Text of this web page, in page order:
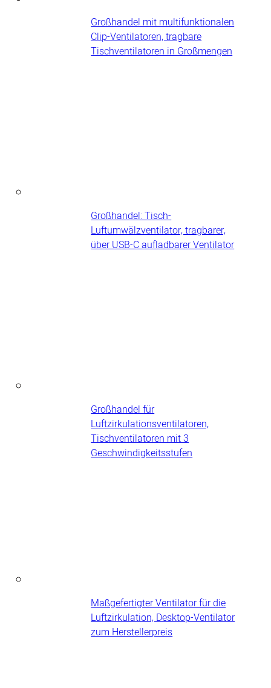
Großhandel mit multifunktionalen
Clip-Ventilatoren, tragbare
Tischventilatoren in Großmengen
Großhandel: Tisch-
Luftumwälzventilator, tragbarer,
über USB-C aufladbarer Ventilator
Großhandel für
Luftzirkulationsventilatoren,
Tischventilatoren mit 3
Geschwindigkeitsstufen
Maßgefertigter Ventilator für die
Luftzirkulation, Desktop-Ventilator
zum Herstellerpreis